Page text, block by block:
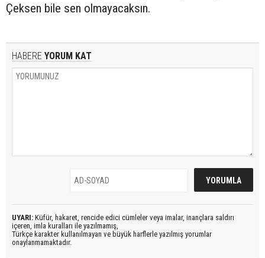
Çeksen bile sen olmayacaksın.
HABERE YORUM KAT
UYARI: Küfür, hakaret, rencide edici cümleler veya imalar, inançlara saldırı
içeren, imla kuralları ile yazılmamış,
Türkçe karakter kullanılmayan ve büyük harflerle yazılmış yorumlar
onaylanmamaktadır.